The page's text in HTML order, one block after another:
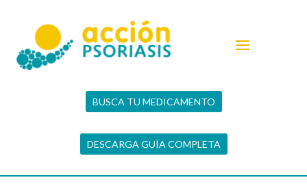
BUSCA TU MEDICAMENTO
DESCARGA GUÍA COMPLETA